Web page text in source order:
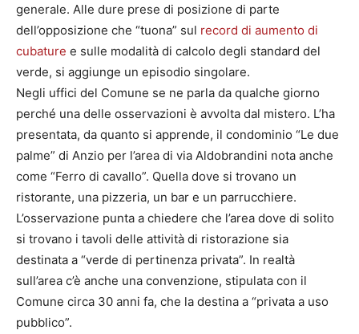
generale. Alle dure prese di posizione di parte
dell’opposizione che “tuona” sul record di aumento di
cubature e sulle modalità di calcolo degli standard del
verde, si aggiunge un episodio singolare.
Negli uffici del Comune se ne parla da qualche giorno
perché una delle osservazioni è avvolta dal mistero. L’ha
presentata, da quanto si apprende, il condominio “Le due
palme” di Anzio per l’area di via Aldobrandini nota anche
come “Ferro di cavallo”. Quella dove si trovano un
ristorante, una pizzeria, un bar e un parrucchiere.
L’osservazione punta a chiedere che l’area dove di solito
si trovano i tavoli delle attività di ristorazione sia
destinata a “verde di pertinenza privata”. In realtà
sull’area c’è anche una convenzione, stipulata con il
Comune circa 30 anni fa, che la destina a “privata a uso
pubblico”.